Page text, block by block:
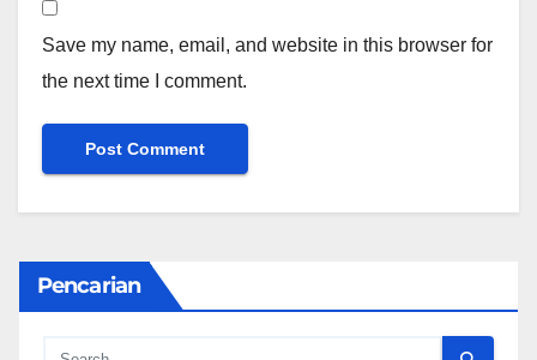
Save my name, email, and website in this browser for
the next time I comment.
Pencarian